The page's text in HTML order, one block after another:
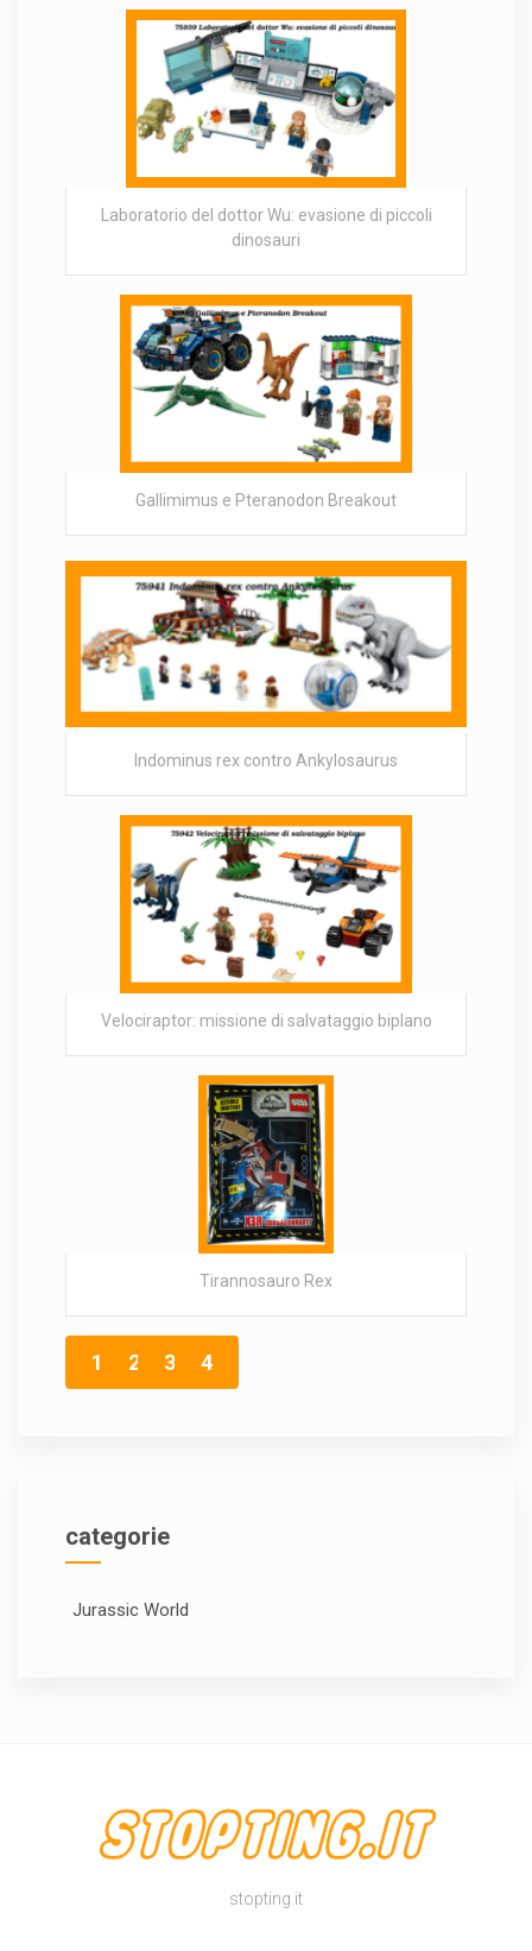
Laboratorio del dottor Wu: evasione di piccoli
dinosauri
Gallimimus e Pteranodon Breakout
Indominus rex contro Ankylosaurus
Velociraptor: missione di salvataggio biplano
Tirannosauro Rex
1 2 3 4
categorie
Jurassic World
stopting.it